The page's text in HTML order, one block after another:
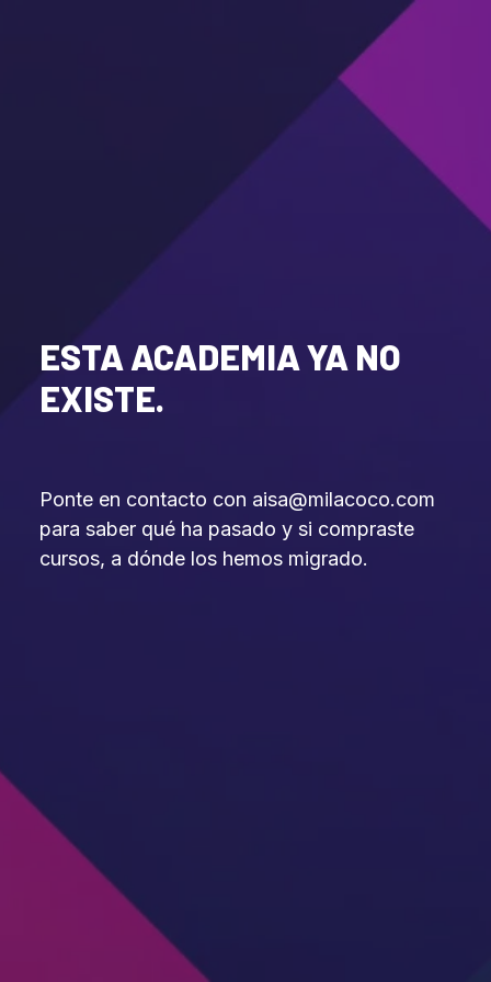
ESTA ACADEMIA YA NO
EXISTE.
Ponte en contacto con aisa@milacoco.com
para saber qué ha pasado y si compraste
cursos, a dónde los hemos migrado.